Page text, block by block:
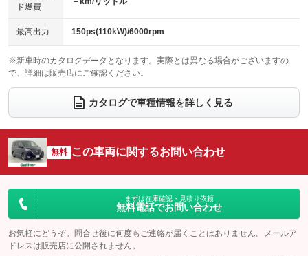
ベンチシート
：装備なし
チップアップシート
：装備なし
電動格納サードシート
：装備なし シートヒーター
：装備なし
ウォークスルー
電動リアゲート フロントカメラ
：装備あり
シートエアコン
：装備なし 全周囲カメラ
：装備あり
サイドカメラ
：装備あり ルーフレール
：装備なし
エアサスペンション ヘッドライトウォッシャー
ド燃費
最高出力 150ps(110kW)/6000rpm
※新車時のカタログデータとなります。実際とは異なる場合がございますの
で、詳細は販売店にご確認ください。
カタログで車種情報を詳しく見る
無料 この車両に関するお問い合わせ
まずは在庫確認・見積り依頼
無料電話でお問い合わせ
お気軽にどうぞ。問合せ後に何度もご連絡が届くことはありません。メールア
ドレスは販売店に公開されません。